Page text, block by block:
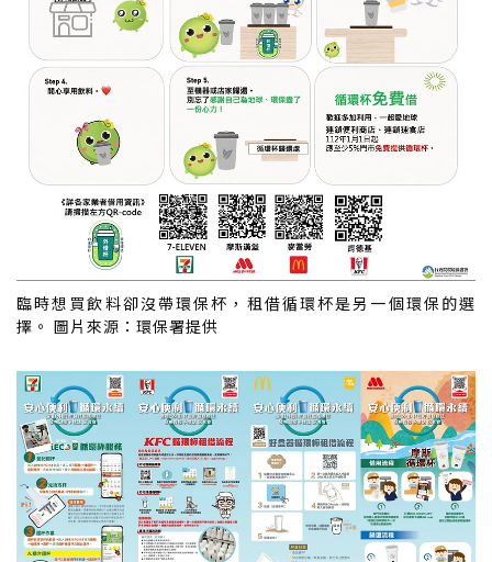
臨時想買飲料卻沒帶環保杯，租借循環杯是另一個環保的選
擇。 圖片來源：環保署提供